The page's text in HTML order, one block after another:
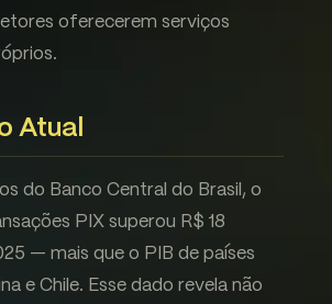
oferecerem serviços
Atual
do Banco Central do Brasil, o
PIX superou R$ 18
— mais que o PIB de países
e Chile. Esse dado revela não